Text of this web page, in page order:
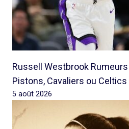
Russell Westbrook
Pistons, Cavaliers ou Celtics
5 août 2026